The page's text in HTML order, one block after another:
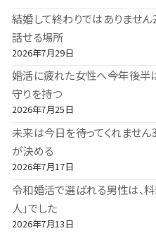
結婚して終わりではありません
話せる場所
2026年7月29日
婚活に疲れた女性へ――今年後半
守りを持つ
2026年7月25日
未来は今日を待ってくれません
が決める
2026年7月17日
令和婚活で選ばれる男性は、
人」でした
2026年7月13日